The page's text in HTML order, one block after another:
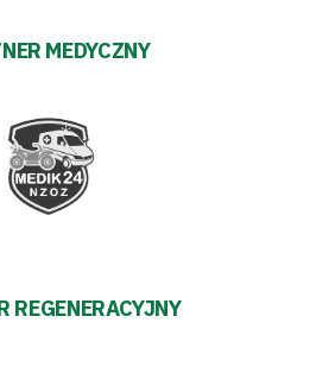
MEDYCZNY
REGENERACYJNY